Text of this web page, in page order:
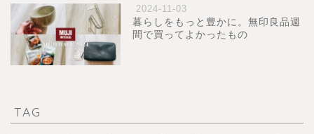
2024-11-03
暮らしをもっと豊かに。無印良品週
間で買ってよかったもの
TAG